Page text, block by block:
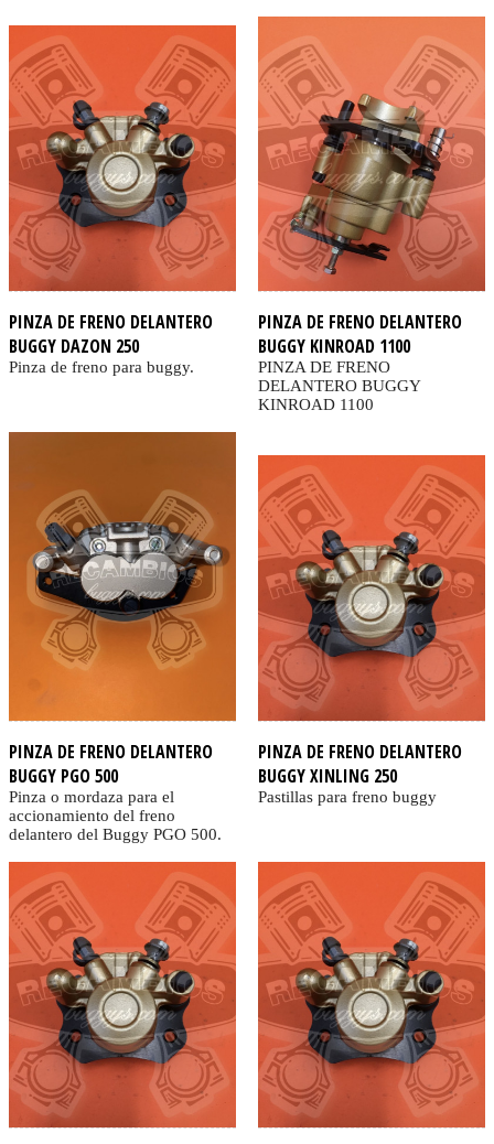
PINZA DE FRENO DELANTERO
BUGGY DAZON 250
Pinza de freno para buggy.
PINZA DE FRENO DELANTERO
BUGGY KINROAD 1100
PINZA DE FRENO
DELANTERO BUGGY
KINROAD 1100
PINZA DE FRENO DELANTERO
BUGGY PGO 500
Pinza o mordaza para el
accionamiento del freno
delantero del Buggy PGO 500.
PINZA DE FRENO DELANTERO
BUGGY XINLING 250
Pastillas para freno buggy